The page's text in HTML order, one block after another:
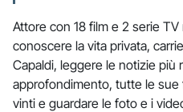
Attore con 18 film e 2 serie
conoscere la vita privata,
Capaldi, leggere le notizie più
approfondimento, tutte le sue
vinti e guardare le foto e i